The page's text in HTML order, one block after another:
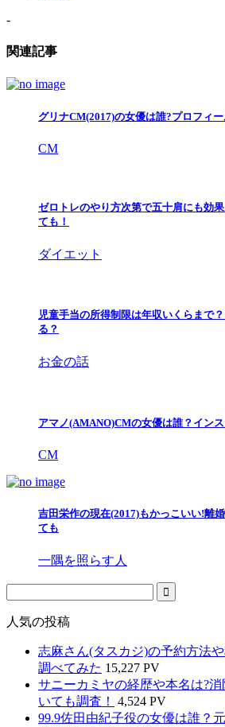
-
関連記事
グリナCM(2017)の女優は誰?プロフィ
CM
ゼロトレのやり方次第で五十肩にも効
ても！
ダイエット
児童手当の所得制限は年収いくらまで
る？
お金の話
アマノ(AMANO)CMの女優は誰？イン
CM
吉田栄作の現在(2017)もかっこいい!離
ても
一隅を照らす人
人気の投稿
志麻さん(タスカジ)の予約方法
調べてみた 15,227 PV
サニーカミヤの経歴や本名は?
いても調査！
4,524 PV
99.9佐田由紀子役の女優は誰？